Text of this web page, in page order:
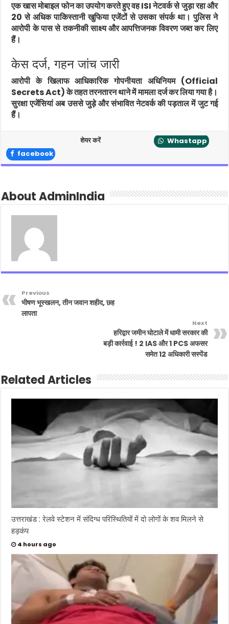
एक खास मोबाइल फोन का उपयोग करते हुए वह ISI नेटवर्क से जुड़ा रहा और
20 से अधिक पाकिस्तानी खुफिया एजेंटों से उसका संपर्क था। पुलिस ने
आरोपी के पास से तकनीकी साक्ष्य और आपत्तिजनक विवरण जब्त कर लिए
हैं।
केस दर्ज, गहन जांच जारी
आरोपी के खिलाफ आधिकारिक गोपनीयता अधिनियम (Official
Secrets Act) के तहत तरनतारन थाने में मामला दर्ज कर लिया गया है।
सुरक्षा एजेंसियां अब उससे जुड़े और संभावित नेटवर्क की पड़ताल में जुट गई
हैं।
शेयर करें
Whastapp
facebook
About AdminIndia
Previous
भीषण भूस्खलन, तीन जवान शहीद, छह
लापता
Next
हरिद्वार जमीन घोटाले में धामी सरकार की
बड़ी कार्रवाई ! 2 IAS और 1 PCS अफसर
समेत 12 अधिकारी सस्पेंड
Related Articles
उत्तराखंड : रेलवे स्टेशन में संदिग्ध परिस्थितियों में दो लोगों के शव मिलने से
हड़कंप
4 hours ago